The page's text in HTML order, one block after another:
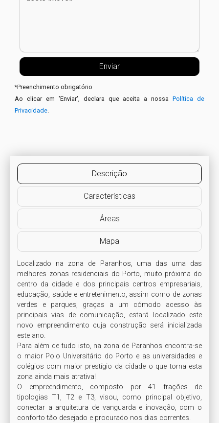
*Preenchimento obrigatório
Ao clicar em 'Enviar', declara que aceita a nossaPolítica de
Privacidade
Descrição
Características
Áreas
Mapa
Localizado na zona de Paranhos, uma das uma das
melhores zonas residenciais do Porto, muito próxima do
centro da cidade e dos principais centros empresariais,
educação, saúde e entretenimento, assim como de zonas
verdes e parques, graças a um cómodo acesso às
principais vias de comunicação, estará localizado este
novo empreendimento cuja construção será inicializada
este ano.
Para além de tudo isto, na zona de Paranhos encontra-se
o maior Polo Universitário do Porto e as universidades e
colégios com maior prestígio da cidade o que torna esta
zona ainda mais atrativa!
O empreendimento, composto por 41 frações de
tipologias T1, T2 e T3, visou, como principal objetivo,
conectar a arquitetura de vanguarda e inovação, com o
conforto tão desejado e procurado nos dias correntes.